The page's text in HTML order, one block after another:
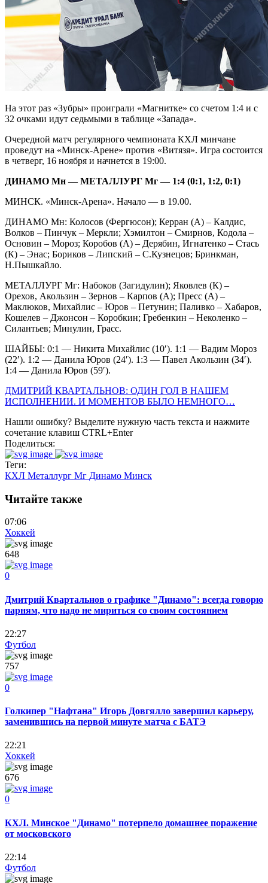
На этот раз «Зубры» проиграли «Магнитке» со счетом 1:4 и с
32 очками идут седьмыми в таблице «Запада».
Очередной матч регулярного чемпионата КХЛ минчане
проведут на «Минск-Арене» против «Витязя». Игра состоится
в четверг, 16 ноября и начнется в 19:00.
ДИНАМО Мн — МЕТАЛЛУРГ Мг — 1:4 (0:1, 1:2, 0:1)
МИНСК. «Минск-Арена». Начало — в 19.00.
ДИНАМО Мн: Колосов (Фергюсон); Керран (А) – Калдис,
Волков – Пинчук – Меркли; Хэмилтон – Смирнов, Кодола –
Основин – Мороз; Коробов (А) – Дерябин, Игнатенко – Стась
(К) – Энас; Бориков – Липский – С.Кузнецов; Бринкман,
Н.Пышкайло.
МЕТАЛЛУРГ Мг: Набоков (Загидулин); Яковлев (К) –
Орехов, Акользин – Зернов – Карпов (А); Пресс (А) –
Маклюков, Михайлис – Юров – Петунин; Паливко – Хабаров,
Кошелев – Джонсон – Коробкин; Гребенкин – Неколенко –
Силантьев; Минулин, Грасс.
ШАЙБЫ: 0:1 — Никита Михайлис (10′). 1:1 — Вадим Мороз
(22′). 1:2 — Данила Юров (24′). 1:3 — Павел Акользин (34′).
1:4 — Данила Юров (59′).
ДМИТРИЙ КВАРТАЛЬНОВ: ОДИН ГОЛ В НАШЕМ
ИСПОЛНЕНИИ. И МОМЕНТОВ БЫЛО НЕМНОГО…
Нашли ошибку? Выделите нужную часть текста и нажмите
сочетание клавиш CTRL+Enter
Поделиться:
Теги:
КХЛ Металлург Мг Динамо Минск
Читайте также
07:06
Хоккей
648
0
Дмитрий Квартальнов о графике "Динамо": всегда говорю
парням, что надо не мириться со своим состоянием
22:27
Футбол
757
0
Голкипер "Нафтана" Игорь Довгялло завершил карьеру,
заменившись на первой минуте матча с БАТЭ
22:21
Хоккей
676
0
КХЛ. Минское "Динамо" потерпело домашнее поражение
от московского
22:14
Футбол